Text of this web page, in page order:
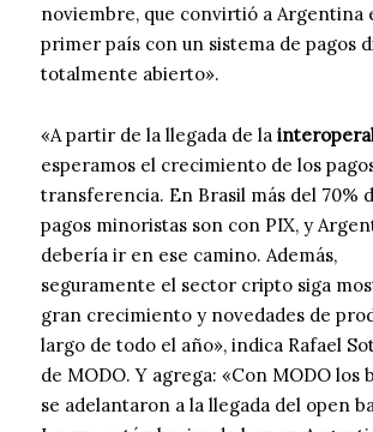
noviembre, que convirtió a Argentina
primer país con un sistema de pagos
totalmente abierto».
«A partir de la llegada de la
esperamos el crecimiento de los
transferencia. En Brasil más del 70%
pagos minoristas son con PIX, y
debería ir en ese camino. Además,
seguramente el sector cripto siga
gran crecimiento y novedades de
largo de todo el año», indica Rafael
de MODO. Y agrega: «Con MODO los
se adelantaron a la llegada del open